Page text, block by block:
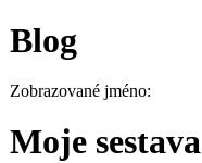
Blog
Zobrazované jméno:
Moje sestava